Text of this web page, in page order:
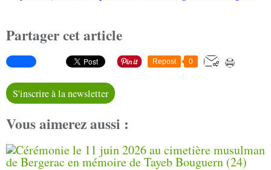
Partager cet article
Repost 0
S'inscrire à la newsletter
Vous aimerez aussi :